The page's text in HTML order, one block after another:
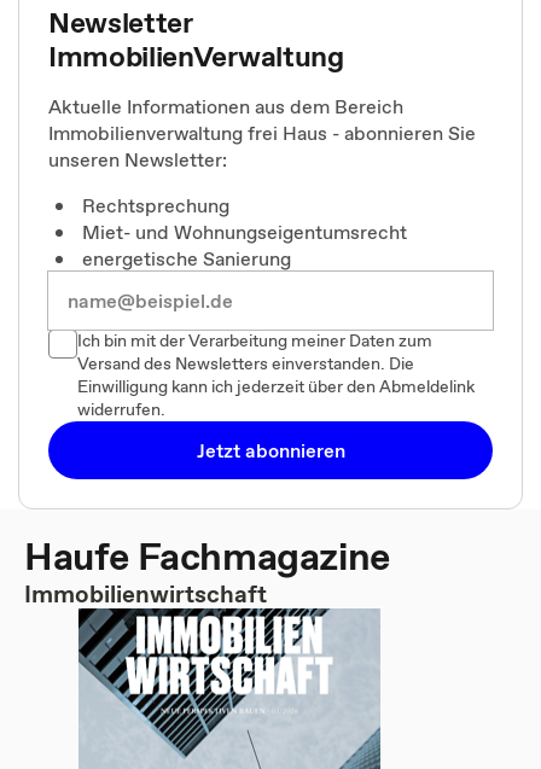
Newsletter
ImmobilienVerwaltung
Aktuelle Informationen aus dem Bereich
Immobilienverwaltung frei Haus - abonnieren Sie
unseren Newsletter:
Rechtsprechung
Miet- und Wohnungseigentumsrecht
energetische Sanierung
Ich bin mit der Verarbeitung meiner Daten zum
Versand des Newsletters einverstanden. Die
Einwilligung kann ich jederzeit über den Abmeldelink
widerrufen.
Jetzt abonnieren
Haufe Fachmagazine
Immobilienwirtschaft